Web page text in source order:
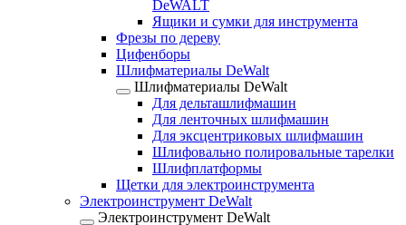
DeWALT
Ящики и сумки для инструмента
Фрезы по дереву
Цифенборы
Шлифматериалы DeWalt
Шлифматериалы DeWalt
Для дельташлифмашин
Для ленточных шлифмашин
Для эксцентриковых шлифмашин
Шлифовально полировальные тарелки
Шлифплатформы
Щетки для электроинструмента
Электроинструмент DeWalt
Электроинструмент DeWalt